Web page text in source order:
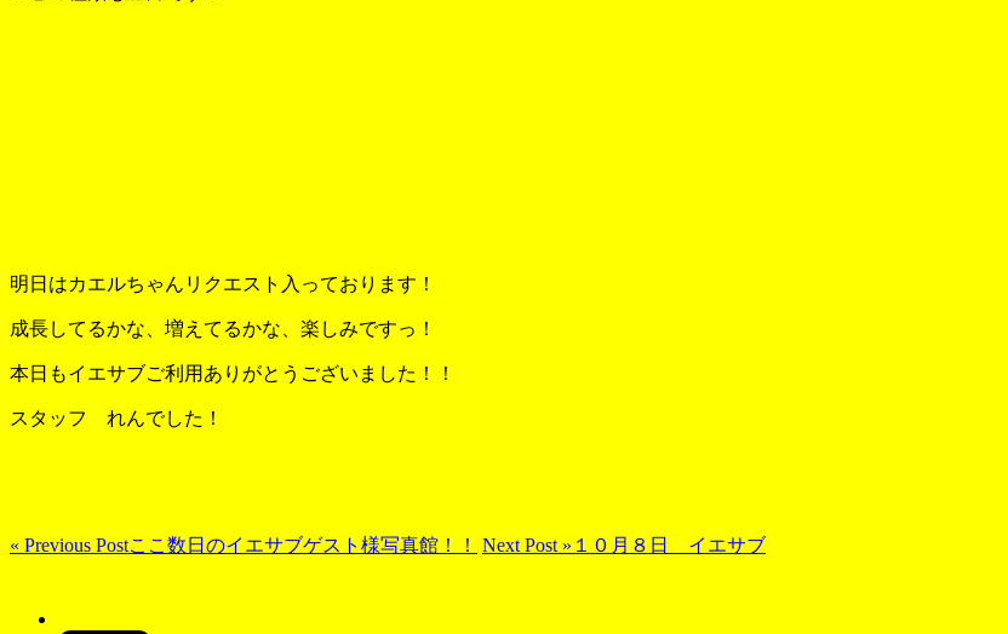
明日はカエルちゃんリクエスト入っております！
成長してるかな、増えてるかな、楽しみですっ！
本日もイエサブご利用ありがとうございました！！
スタッフ れんでした！
« Previous Postここ数日のイエサブゲスト様写真館！！ Next Post » １０月８日 イエサブ